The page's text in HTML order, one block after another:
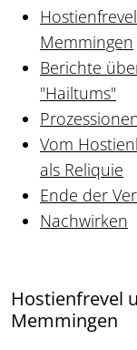
Memmingen
Berichte
"Hailtums"
Vom
als Reliquie
Ende der
Nachwirken
Hostienfrevel
Memmingen